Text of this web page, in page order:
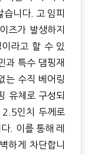
니다. 고 임피
즈가 발생하지
라고 할 수 있
과 특수 댐핑재
는 수직 베어링
유체로 구성되
인치 두께로
. 이를 통해 레
하게 차단합니